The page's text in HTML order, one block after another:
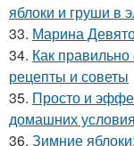
яблоки и груши в
33. Марина
34. Как
рецепты и советы
35. Просто и
домашних
36. Зимние